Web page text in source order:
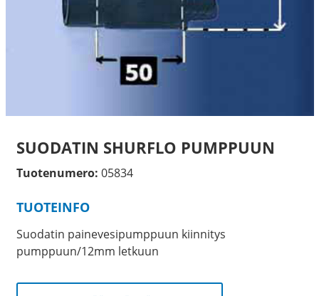
SUODATIN SHURFLO PUMPPUUN
Tuotenumero: 05834
TUOTEINFO
Suodatin painevesipumppuun kiinnitys
pumppuun/12mm letkuun